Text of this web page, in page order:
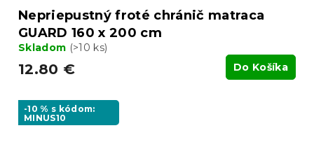
Nepriepustný froté chránič matraca
GUARD 160 x 200 cm
Skladom (>10 ks)
12.80 € Do Košíka
-10 % s kódom:
MINUS10